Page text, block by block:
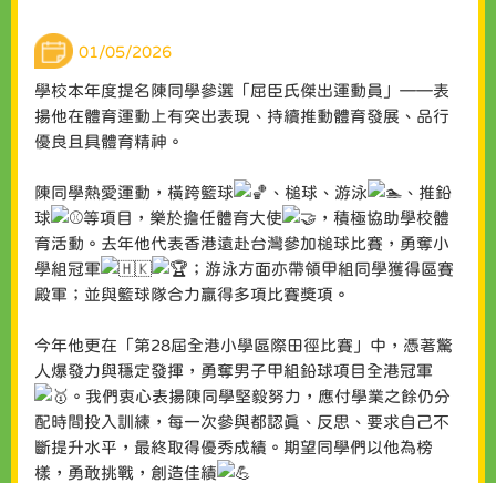
01/05/2026
學校本年度提名陳同學參選「屈臣氏傑出運動員」——表
揚他在體育運動上有突出表現、持續推動體育發展、品行
優良且具體育精神。
陳同學熱愛運動，橫跨籃球 、槌球、游泳
、推鉛
球
等項目，樂於擔任體育大使
，積極協助學校體
育活動。去年他代表香港遠赴台灣參加槌球比賽，勇奪小
學組冠軍
；游泳方面亦帶領甲組同學獲得區賽
殿軍；並與籃球隊合力贏得多項比賽獎項。
今年他更在「第28屆全港小學區際田徑比賽」中，憑著驚
人爆發力與穩定發揮，勇奪男子甲組鉛球項目全港冠軍
。我們衷心表揚陳同學堅毅努力，應付學業之餘仍分
配時間投入訓練，每一次參與都認真、反思、要求自己不
斷提升水平，最終取得優秀成績。期望同學們以他為榜
樣，勇敢挑戰，創造佳績